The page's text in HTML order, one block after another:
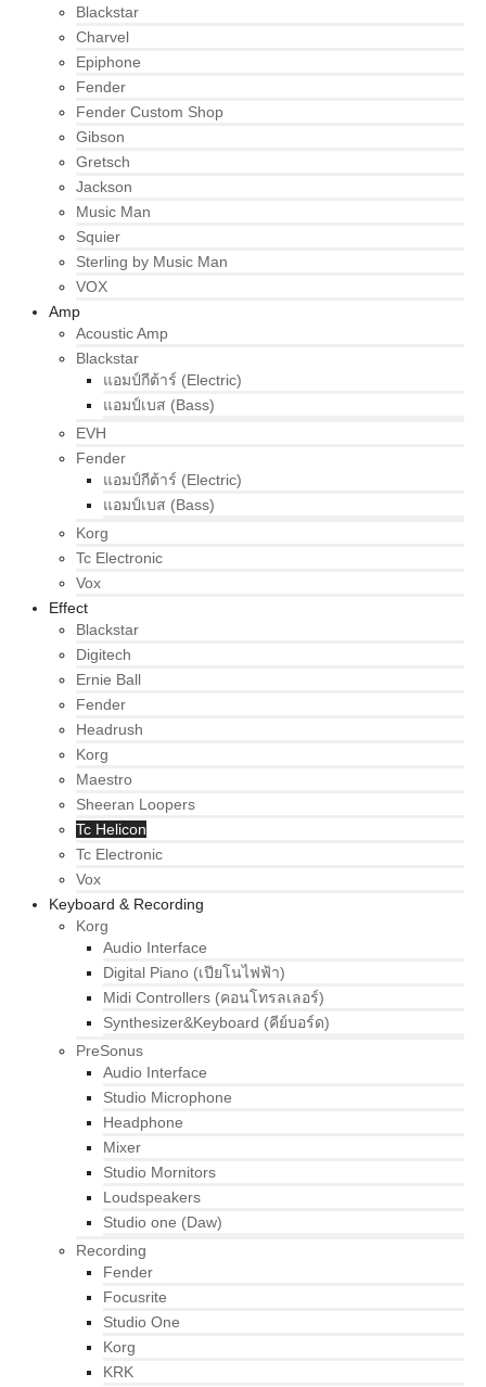
Blackstar
Charvel
Epiphone
Fender
Fender Custom Shop
Gibson
Gretsch
Jackson
Music Man
Squier
Sterling by Music Man
VOX
Amp
Acoustic Amp
Blackstar
แอมป์กีต้าร์ (Electric)
แอมป์เบส (Bass)
EVH
Fender
แอมป์กีต้าร์ (Electric)
แอมป์เบส (Bass)
Korg
Tc Electronic
Vox
Effect
Blackstar
Digitech
Ernie Ball
Fender
Headrush
Korg
Maestro
Sheeran Loopers
Tc Helicon
Tc Electronic
Vox
Keyboard & Recording
Korg
Audio Interface
Digital Piano (เปียโนไฟฟ้า)
Midi Controllers (คอนโทรลเลอร์)
Synthesizer&Keyboard (คีย์บอร์ด)
PreSonus
Audio Interface
Studio Microphone
Headphone
Mixer
Studio Mornitors
Loudspeakers
Studio one (Daw)
Recording
Fender
Focusrite
Studio One
Korg
KRK